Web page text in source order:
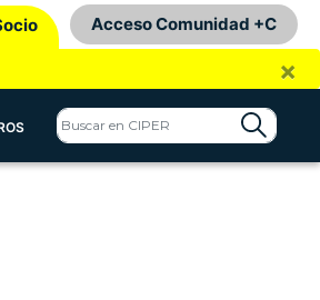
Acceso Comunidad +C
×